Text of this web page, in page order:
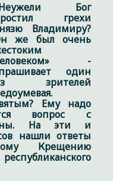
Бог
грехи
Владимиру?
же был очень
-
один
зрителей
Ему надо
вопрос с
На эти и
нашли ответы
Крещению